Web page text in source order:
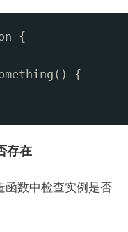
{
{
存在
函数中检查实例是否